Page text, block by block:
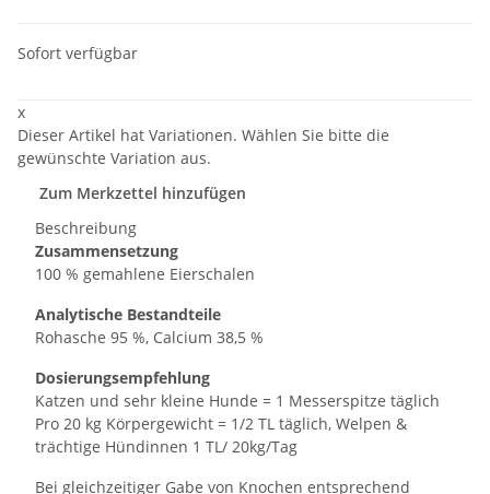
Sofort verfügbar
x
Dieser Artikel hat Variationen. Wählen Sie bitte die
gewünschte Variation aus.
Zum Merkzettel hinzufügen
Beschreibung
Zusammensetzung
100 % gemahlene Eierschalen
Analytische Bestandteile
Rohasche 95 %, Calcium 38,5 %
Dosierungsempfehlung
Katzen und sehr kleine Hunde = 1 Messerspitze täglich
Pro 20 kg Körpergewicht = 1/2 TL täglich, Welpen &
trächtige Hündinnen 1 TL/ 20kg/Tag
Bei gleichzeitiger Gabe von Knochen entsprechend